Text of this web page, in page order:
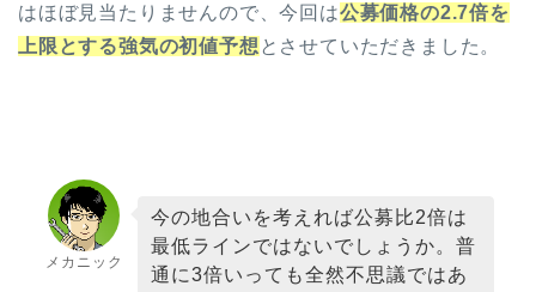
はほぼ見当たりませんので、今回は公募価格の2.7倍を
上限とする強気の初値予想 とさせていただきました。
メカニック
今の地合いを考えれば公募比2倍は
最低ラインではないでしょうか。普
通に3倍いっても全然不思議ではあ